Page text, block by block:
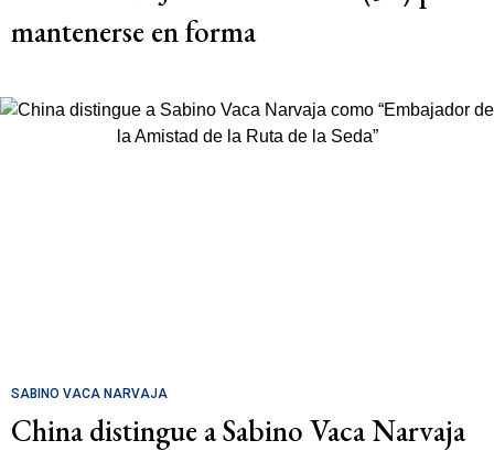
mantenerse en forma
SABINO VACA NARVAJA
China distingue a Sabino Vaca Narvaja